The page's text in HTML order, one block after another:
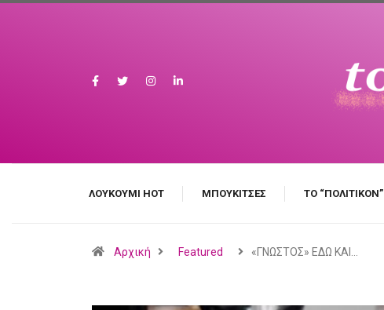
ΛΟΥΚΟΎΜΙ HOT MΠΟΥΚΊΤΣΕΣ ΤΟ “ΠΟΛΙΤΙΚΌΝ”
Αρχική Featured «ΓΝΩΣΤΟΣ» ΕΔΩ ΚΑΙ…